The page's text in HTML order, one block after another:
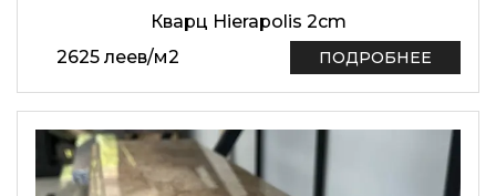
Кварц Hierapolis 2cm
2625 леев/м2 ПОДРОБНЕЕ